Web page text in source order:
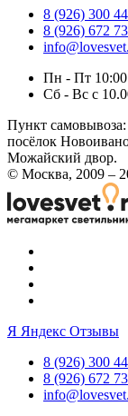
8 (926) 300
8 (926) 672
Пн - Пт 10:00
Сб - Вс с
Пункт самовывоза:
посёлок
Можайский двор.
© Москва, 2009 –
Я Яндекс Отзывы
8 (926) 300
8 (926) 672